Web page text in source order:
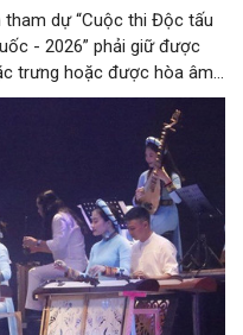
dự “Cuộc thi Độc tấu
- 2026” phải giữ được
trưng hoặc được hòa âm,
nhạc truyền thống Việt
trực tiếp bằng nhạc cụ dân